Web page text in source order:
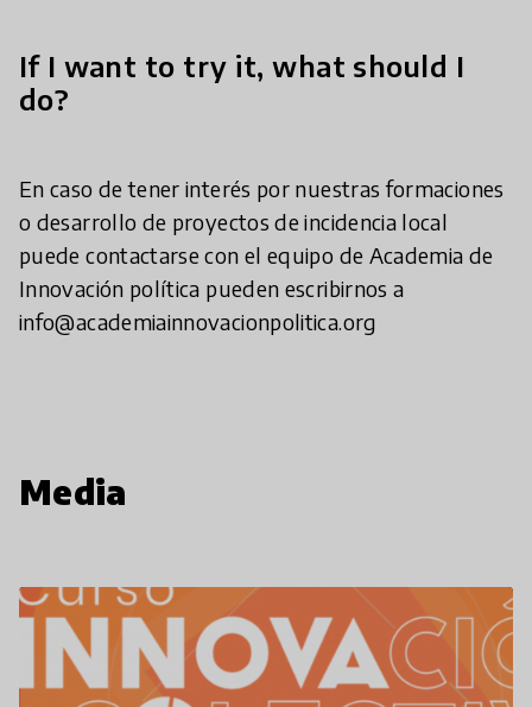
If I want to try it, what should I
do?
En caso de tener interés por nuestras formaciones
o desarrollo de proyectos de incidencia local
puede contactarse con el equipo de Academia de
Innovación política pueden escribirnos a
info@academiainnovacionpolitica.org
Media